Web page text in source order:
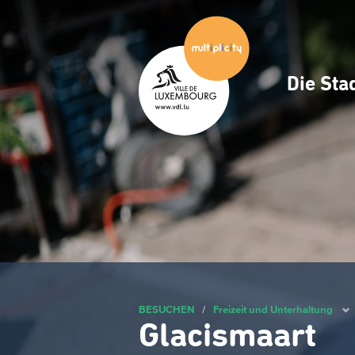
gehen
Die
BESUCHEN / Freizeit und Unterhaltung
Glacismaart